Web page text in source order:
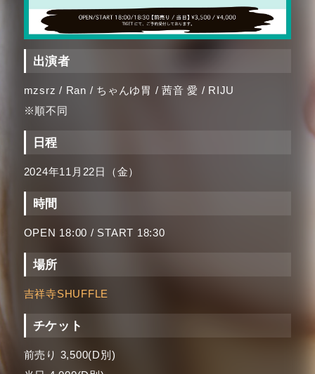
出演者
mzsrz / Ran / ちゃんゆ胃 / 茜音 愛 / RIJU
※順不同
日程
2024年11月22日（金）
時間
OPEN 18:00 / START 18:30
場所
吉祥寺SHUFFLE
チケット
前売り 3,500(D別)